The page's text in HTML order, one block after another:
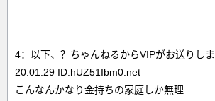
4：以下、？ちゃんねるからVIPがお送りし
20:01:29 ID:hUZ51Ibm0.net
こんなんかなり金持ちの家庭しか無理